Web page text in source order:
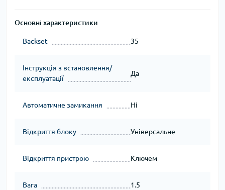
Основні характеристики
Backset 35
Інструкція з встановлення/
експлуатації
Да
Автоматичне замикання Ні
Відкриття блоку Універсальне
Відкриття пристрою Ключем
Вага 1.5